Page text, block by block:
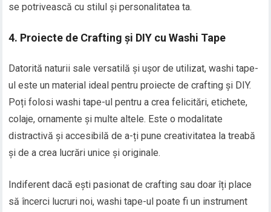
se potrivească cu stilul și personalitatea ta.
4. Proiecte de Crafting și DIY cu Washi Tape
Datorită naturii sale versatilă și ușor de utilizat, washi tape-
ul este un material ideal pentru proiecte de crafting și DIY.
Poți folosi washi tape-ul pentru a crea felicitări, etichete,
colaje, ornamente și multe altele. Este o modalitate
distractivă și accesibilă de a-ți pune creativitatea la treabă
și de a crea lucrări unice și originale.
Indiferent dacă ești pasionat de crafting sau doar îți place
să încerci lucruri noi, washi tape-ul poate fi un instrument